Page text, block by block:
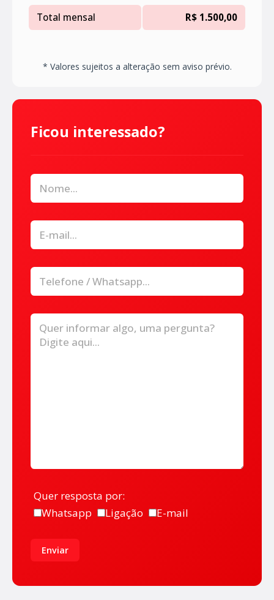
Total mensal R$ 1.500,00
* Valores sujeitos a alteração sem aviso prévio.
Ficou interessado?
Quer resposta por:
Whatsapp
Ligação E-mail
Enviar